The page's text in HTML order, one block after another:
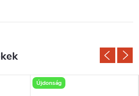
Újdonság